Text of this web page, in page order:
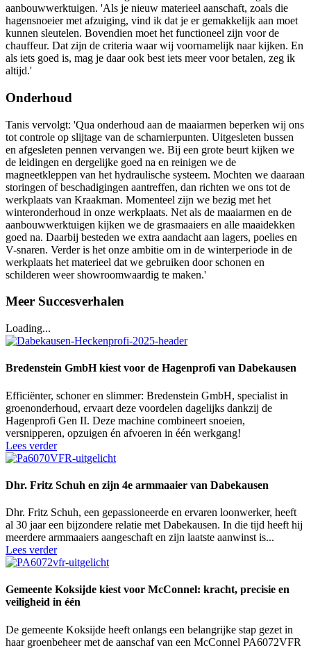
aanbouwwerktuigen. 'Als je nieuw materieel aanschaft, zoals die
hagensnoeier met afzuiging, vind ik dat je er gemakkelijk aan moet
kunnen sleutelen. Bovendien moet het functioneel zijn voor de
chauffeur. Dat zijn de criteria waar wij voornamelijk naar kijken. En
als iets goed is, mag je daar ook best iets meer voor betalen, zeg ik
altijd.'
Onderhoud
Tanis vervolgt: 'Qua onderhoud aan de maaiarmen beperken wij ons
tot controle op slijtage van de scharnierpunten. Uitgesleten bussen
en afgesleten pennen vervangen we. Bij een grote beurt kijken we
de leidingen en dergelijke goed na en reinigen we de
magneetkleppen van het hydraulische systeem. Mochten we daaraan
storingen of beschadigingen aantreffen, dan richten we ons tot de
werkplaats van Kraakman. Momenteel zijn we bezig met het
winteronderhoud in onze werkplaats. Net als de maaiarmen en de
aanbouwwerktuigen kijken we de grasmaaiers en alle maaidekken
goed na. Daarbij besteden we extra aandacht aan lagers, poelies en
V-snaren. Verder is het onze ambitie om in de winterperiode in de
werkplaats het materieel dat we gebruiken door schonen en
schilderen weer showroomwaardig te maken.'
Meer Succesverhalen
Loading...
Bredenstein GmbH kiest voor de Hagenprofi van Dabekausen
Efficiënter, schoner en slimmer: Bredenstein GmbH, specialist in
groenonderhoud, ervaart deze voordelen dagelijks dankzij de
Hagenprofi Gen II. Deze machine combineert snoeien,
versnipperen, opzuigen én afvoeren in één werkgang!
Lees verder
Dhr. Fritz Schuh en zijn 4e armmaaier van Dabekausen
Dhr. Fritz Schuh, een gepassioneerde en ervaren loonwerker, heeft
al 30 jaar een bijzondere relatie met Dabekausen. In die tijd heeft hij
meerdere armmaaiers aangeschaft en zijn laatste aanwinst is...
Lees verder
Gemeente Koksijde kiest voor McConnel: kracht, precisie en
veiligheid in één
De gemeente Koksijde heeft onlangs een belangrijke stap gezet in
haar groenbeheer met de aanschaf van een McConnel PA6072VFR